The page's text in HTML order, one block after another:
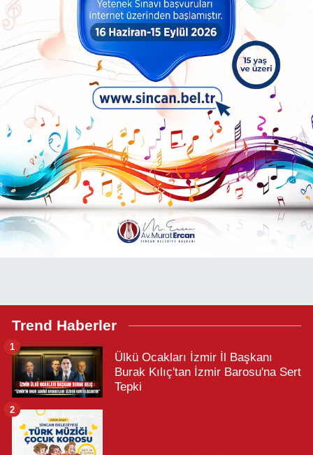
Trend Haberler
Ülkü Ocakları İzmir İl Başkanı
Burak Kılıç'tan İzmir Barosu'na Sert
Tepki
1
2